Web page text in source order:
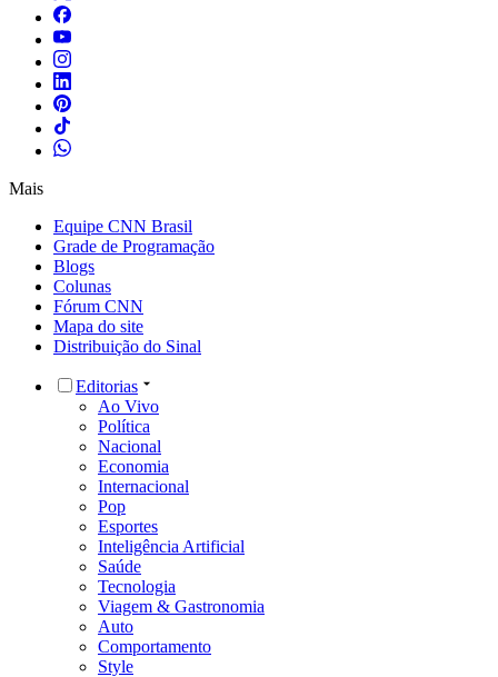
Mais
Equipe CNN Brasil
Grade de Programação
Blogs
Colunas
Fórum CNN
Mapa do site
Distribuição do Sinal
Editorias
Ao Vivo
Política
Nacional
Economia
Internacional
Pop
Esportes
Inteligência Artificial
Saúde
Tecnologia
Viagem & Gastronomia
Auto
Comportamento
Style